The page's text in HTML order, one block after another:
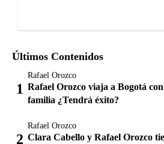
Últimos Contenidos
Rafael Orozco
Rafael Orozco viaja a Bogotá
familia ¿Tendrá éxito?
Rafael Orozco
Clara Cabello y Rafael Orozco